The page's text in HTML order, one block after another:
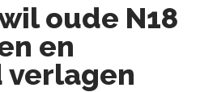
oude N18
en
verlagen